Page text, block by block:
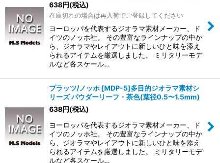
638円(税込)
在庫切れの場合は再入荷でご登録してください
ヨーロッパを代表するジオラマ素材メーカー、ド
イツのノッホ社。 その豊富なラインナップの中か
ら、ジオラマやレイアウトに新しいひと味を添え
られるアイテムを厳選しました。 ミリタリーモデ
ルなど各スケール…
プラッツ/ノッホ [MDP-5]多目的ジオラマ素材シ
リーズ パウダーリーフ・茶色(葉径0.5〜1.5mm)
638円(税込)
ヨーロッパを代表するジオラマ素材メーカー、ド
イツのノッホ社。 その豊富なラインナップの中か
ら、ジオラマやレイアウトに新しいひと味を添え
られるアイテムを厳選しました。 ミリタリーモデ
ルなど各スケール…